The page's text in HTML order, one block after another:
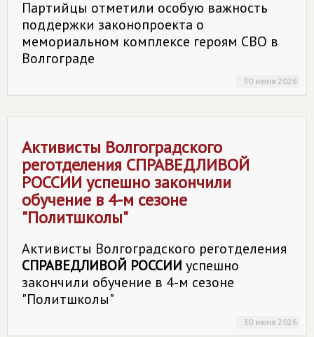
Партийцы отметили особую важность
поддержки законопроекта о
мемориальном комплексе героям СВО в
Волгограде
30 июня 2026
Активисты Волгоградского
реготделения СПРАВЕДЛИВОЙ
РОССИИ успешно закончили
обучение в 4-м сезоне
"Политшколы"
Активисты Волгоградского реготделения
СПРАВЕДЛИВОЙ РОССИИ успешно
закончили обучение в 4-м сезоне
"Политшколы"
30 июня 2026